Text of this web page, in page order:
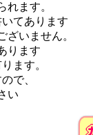
れます。
てあります
ざいません。
ります
ます。
で、
い